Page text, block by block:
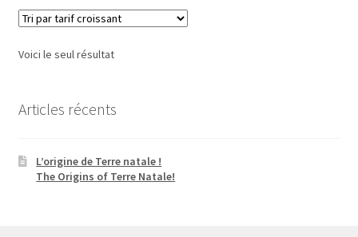
Voici le seul résultat
Articles récents
L’origine de Terre natale !
The Origins of Terre Natale!